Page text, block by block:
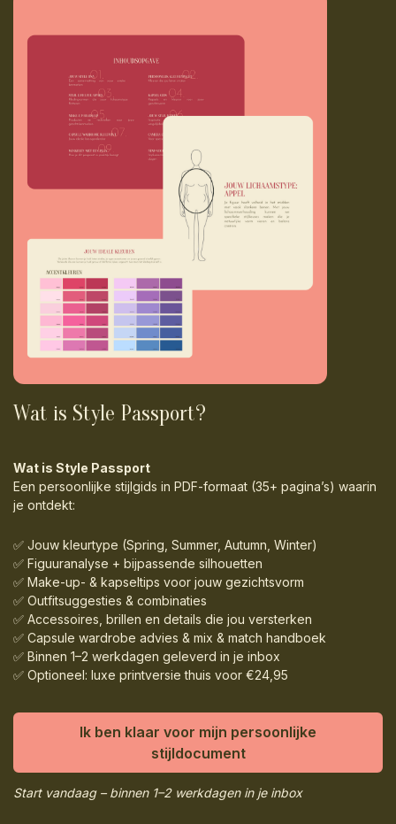
Wat is Style Passport?
Wat is Style Passport
Een persoonlijke stijlgids in PDF-formaat (35+ pagina’s) waarin
je ontdekt:
✅ Jouw kleurtype (Spring, Summer, Autumn, Winter)
✅ Figuuranalyse + bijpassende silhouetten
✅ Make-up- & kapseltips voor jouw gezichtsvorm
✅ Outfitsuggesties & combinaties
✅ Accessoires, brillen en details die jou versterken
✅ Capsule wardrobe advies & mix & match handboek
✅ Binnen 1–2 werkdagen geleverd in je inbox
✅ Optioneel: luxe printversie thuis voor €24,95
Ik ben klaar voor mijn persoonlijke
stijldocument
Start vandaag – binnen 1–2 werkdagen in je inbox